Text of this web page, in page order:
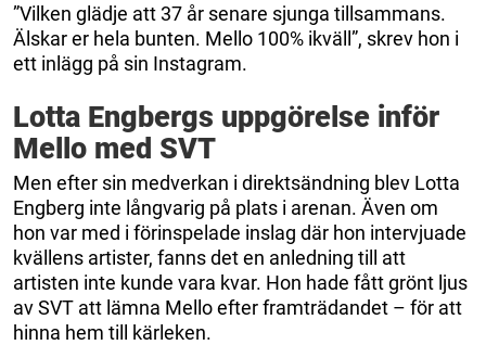
”Vilken glädje att 37 år senare sjunga tillsammans.
Älskar er hela bunten. Mello 100% ikväll”, skrev hon i
ett inlägg på sin Instagram.
Lotta Engbergs uppgörelse inför
Mello med SVT
Men efter sin medverkan i direktsändning blev Lotta
Engberg inte långvarig på plats i arenan. Även om
hon var med i förinspelade inslag där hon intervjuade
kvällens artister, fanns det en anledning till att
artisten inte kunde vara kvar. Hon hade fått grönt ljus
av SVT att lämna Mello efter framträdandet – för att
hinna hem till kärleken.